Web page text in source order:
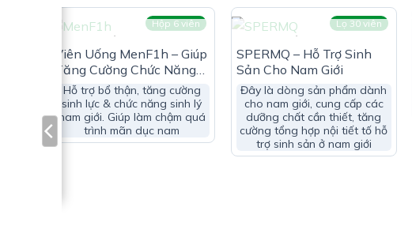
Chiết xuất đông trùng hạ thảo (Cordyceps Sinensis): 25mg
Quercetin: 25mg
Chiết xuất lá cây tráng dương (Turnera diffusa): 25mg
Vitamin B3 (Nicotinamid): 16 mg
Phụ liệu: Vỏ nang thực vột (Hydroxypropyl
Hộp 6 viên
HẾT HÀNG
Viên Uống MenF1h – Giúp
Tăng Cường Chức Năng
Sinh Lý Nam Giới
Hỗ trợ bổ thận, tăng cường
sinh lực & chức năng sinh lý
nam giới. Giúp làm chậm quá
trình mãn dục nam
Lọ 30 viên
HẾT HÀNG
SPERMQ – Hỗ Trợ Sinh
Sản Cho Nam Giới
Đây là dòng sản phẩm dành
cho nam giới, cung cấp các
dưỡng chất cần thiết, tăng
cường tổng hợp nội tiết tố hỗ
trợ sinh sản ở nam giới